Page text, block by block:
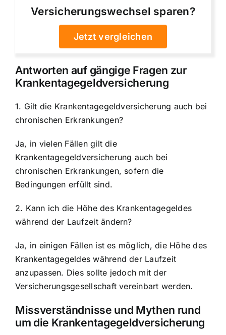
Versicherungswechsel sparen?
Jetzt vergleichen
Antworten auf gängige Fragen zur
Krankentagegeldversicherung
1. Gilt die Krankentagegeldversicherung auch bei
chronischen Erkrankungen?
Ja, in vielen Fällen gilt die
Krankentagegeldversicherung auch bei
chronischen Erkrankungen, sofern die
Bedingungen erfüllt sind.
2. Kann ich die Höhe des Krankentagegeldes
während der Laufzeit ändern?
Ja, in einigen Fällen ist es möglich, die Höhe des
Krankentagegeldes während der Laufzeit
anzupassen. Dies sollte jedoch mit der
Versicherungsgesellschaft vereinbart werden.
Missverständnisse und Mythen rund
um die Krankentagegeldversicherung